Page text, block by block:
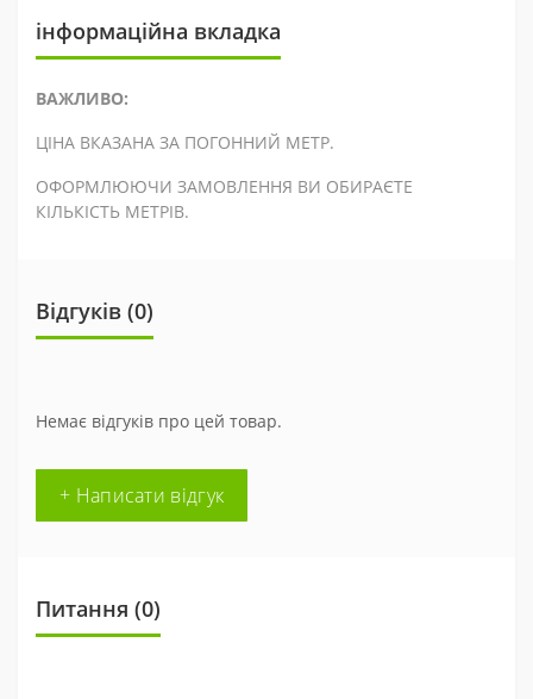
інформаційна вкладка
ВАЖЛИВО:
ЦІНА ВКАЗАНА ЗА ПОГОННИЙ МЕТР.
ОФОРМЛЮЮЧИ ЗАМОВЛЕННЯ ВИ ОБИРАЄТЕ
КІЛЬКІСТЬ МЕТРІВ.
Відгуків (0)
Немає відгуків про цей товар.
+ Написати відгук
Питання (0)